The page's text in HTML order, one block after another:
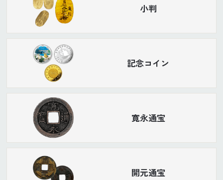
小判
記念コイン
寛永通宝
開元通宝